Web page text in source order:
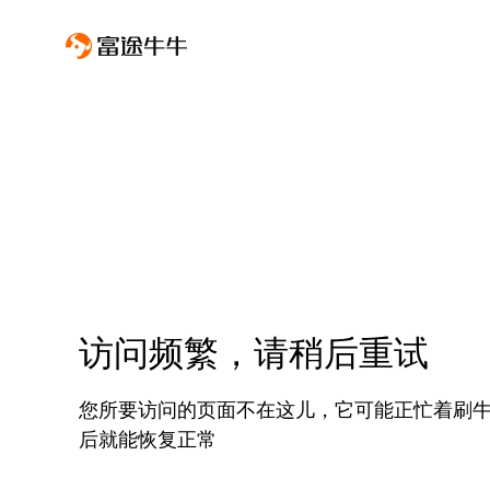
访问频繁，请稍后重试
您所要访问的页面不在这儿，它可能正忙着刷
后就能恢复正常